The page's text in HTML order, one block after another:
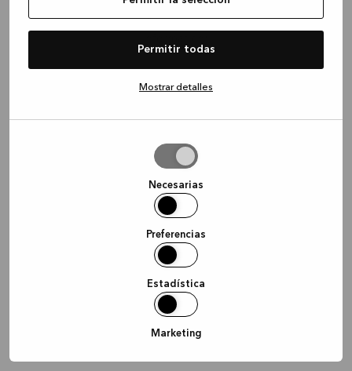
Permitir todas
Mostrar detalles
Necesarias
Preferencias
Estadística
Marketing
loadingwww.kvik.es (see the browser console for more